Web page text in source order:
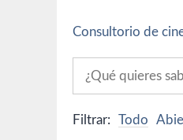
Consultorio de
Filtrar: Todo